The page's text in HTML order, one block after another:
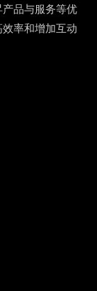
品与服务等优
率和增加互动